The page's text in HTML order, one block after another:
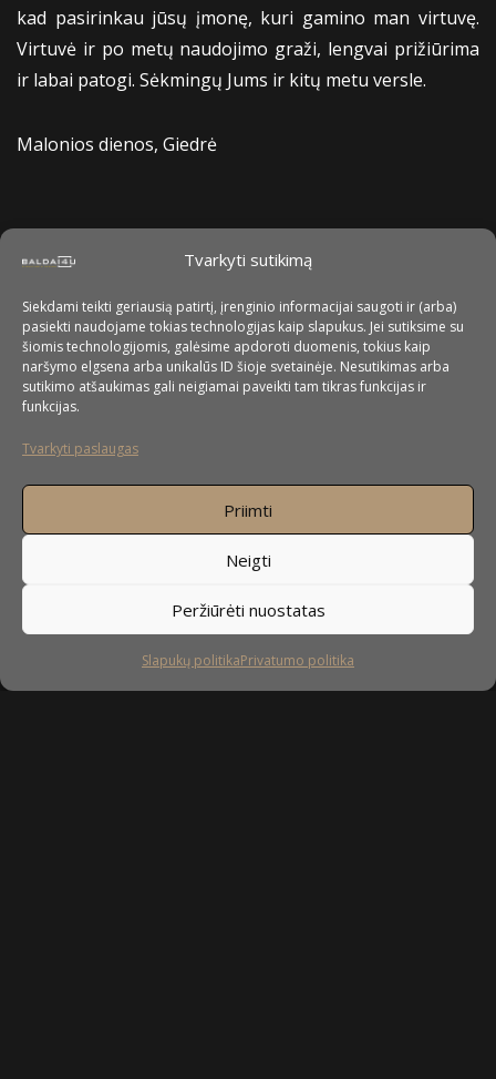
Tvarkyti sutikimą
Siekdami teikti geriausią patirtį, įrenginio informacijai saugoti ir (arba)
pasiekti naudojame tokias technologijas kaip slapukus. Jei sutiksime su
šiomis technologijomis, galėsime apdoroti duomenis, tokius kaip
naršymo elgsena arba unikalūs ID šioje svetainėje. Nesutikimas arba
sutikimo atšaukimas gali neigiamai paveikti tam tikras funkcijas ir
funkcijas.
Tvarkyti paslaugas
Priimti
Neigti
Peržiūrėti nuostatas
Slapukų politikaPrivatumo politika
kad pasirinkau jūsų įmonę, kuri gamino man virtuvę.
Virtuvė ir po metų naudojimo graži, lengvai prižiūrima
ir labai patogi. Sėkmingų Jums ir kitų metu versle.
Malonios dienos, Giedrė
Sekite mus